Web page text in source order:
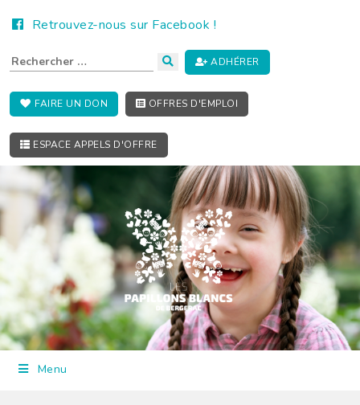
Retrouvez-nous sur Facebook !
ADHÉRER
FAIRE UN DON OFFRES D'EMPLOI
ESPACE APPELS D'OFFRE
Menu